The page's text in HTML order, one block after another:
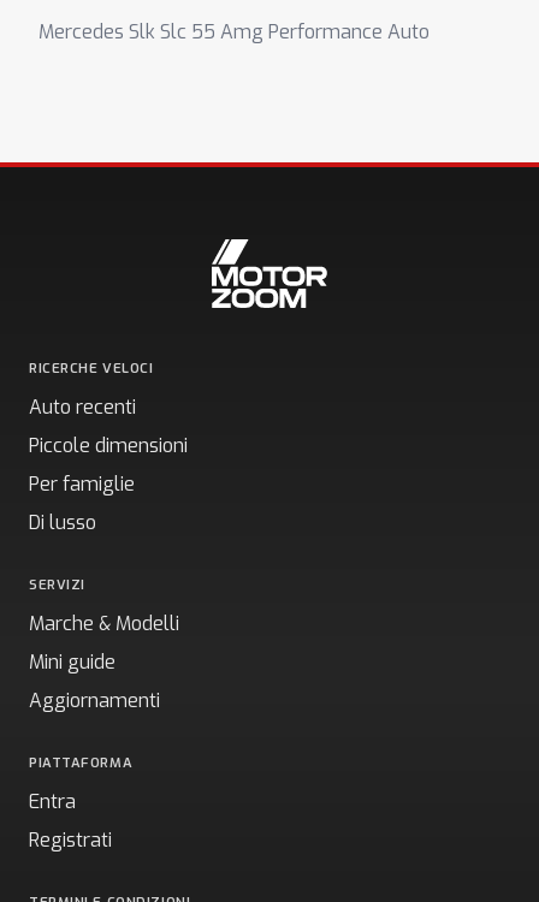
Mercedes Slk Slc 55 Amg Performance Auto
RICERCHE VELOCI
Auto recenti
Piccole dimensioni
Per famiglie
Di lusso
SERVIZI
Marche & Modelli
Mini guide
Aggiornamenti
PIATTAFORMA
Entra
Registrati